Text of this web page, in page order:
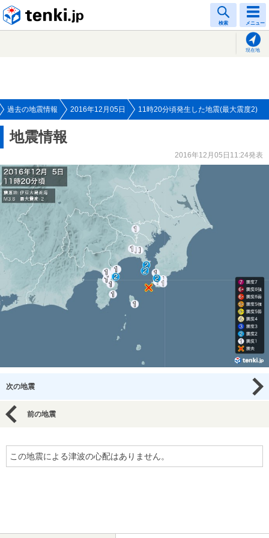
検索 メニュー
現在地
過去の地震情報 2016年12月05日 11時20分頃発生した地震(最大震度2)
地震情報
2016年12月05日11:24発表
次の地震
前の地震
この地震による津波の心配はありません。